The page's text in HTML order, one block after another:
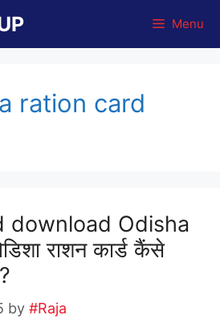
Menu
ration card
download Odisha
राशन कार्ड कैंसे
by #Raja